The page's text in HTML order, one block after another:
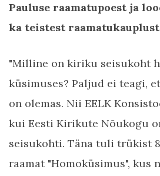
Pauluse raamatupoest ja
ka teistest
"Milline on kiriku seisukoht
küsimuses? Paljud ei teagi,
on olemas. Nii EELK
kui Eesti Kirikute Nõukogu
seisukohti. Täna tuli trükist
raamat "Homoküsimus", kus